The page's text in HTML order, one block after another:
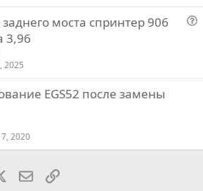
В
о
моста спринтер 906
3,96
2025
EGS52 после замены
2020
ПочтаСсылкой